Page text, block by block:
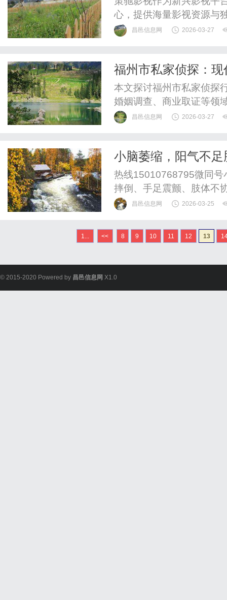
心，提供海量影视资源与
功能，打造个性化观影体
昌邑信息网 2026-03-27
福州市私家侦探：
析
本文探讨福州市私家侦探
婚姻调查、商业取证等领
术发展下的行业未来。
昌邑信息网 2026-03-27
小脑萎缩，阳气不
差？益脑平衡疗法治
热线15010768795微同号
摔倒、手足震颤、肢体不
致，主要原因在于阳气亏
ChKtFlaaJXQL15Hg小
而非用猛...
昌邑信息网 2026-03-25
1... << 8 9 10 11 12 13
© 2015-2020 Powered by 昌邑信息网 X1.0